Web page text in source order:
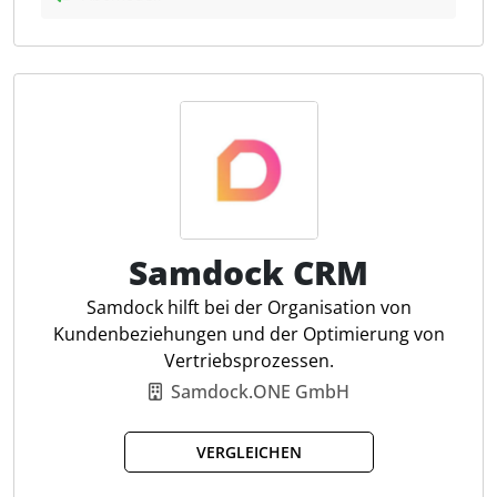
von Geschäftsprozessen, indem es Kommunikation,
kaufmännische Abläufe und Projektmanagement an
einem Ort bündelt. Die Software ermöglicht die
Aufgabenmanagement und die Analyse von
Projektdaten für eine bessere
Unternehmenssteuerung. Steuerfachleute
profitieren von Funktionen wie dem DATEV-Export,
der eine nahtlose Integration in bestehende
Finanzbuchhaltungssysteme gewährleistet und die
Digitalisierung von Prozessen unterstützt.
Integriertes CRM und DMS
HR-Module
Aufgabenmanagement
Zeiterfassung für Projekte
Samdock CRM
Samdock hilft bei der Organisation von
Kundenbeziehungen und der Optimierung von
Vertriebsprozessen.
Samdock.ONE GmbH
VERGLEICHEN